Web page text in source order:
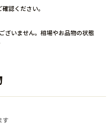
確認ください。
ざいません。相場やお品物の状態
す